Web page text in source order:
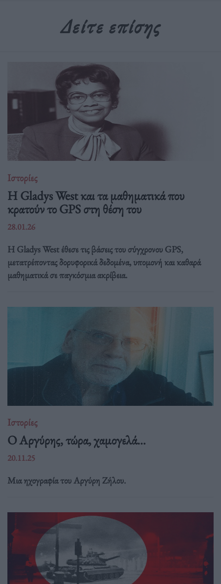
Δείτε επίσης
Ιστορίες
Η Gladys West και τα μαθηματικά που
κρατούν το GPS στη θέση του
28.01.26
Η Gladys West έθεσε τις βάσεις του σύγχρονου GPS,
μετατρέποντας δορυφορικά δεδομένα, υπομονή και καθαρά
μαθηματικά σε παγκόσμια ακρίβεια.
Ιστορίες
Ο Αργύρης, τώρα, χαμογελά…
20.11.25
Μια ηχογραφία του Αργύρη Ζήλου.